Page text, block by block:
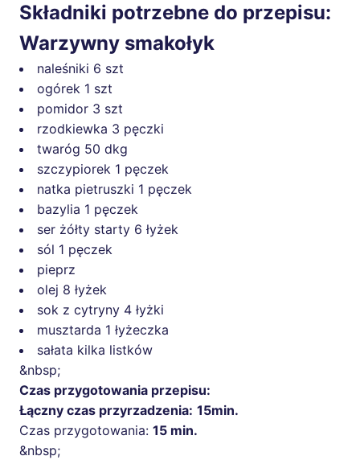
Składniki potrzebne do przepisu:
Warzywny smakołyk
naleśniki 6 szt
ogórek 1 szt
pomidor 3 szt
rzodkiewka 3 pęczki
twaróg 50 dkg
szczypiorek 1 pęczek
natka pietruszki 1 pęczek
bazylia 1 pęczek
ser żółty starty 6 łyżek
sól 1 pęczek
pieprz
olej 8 łyżek
sok z cytryny 4 łyżki
musztarda 1 łyżeczka
sałata kilka listków
&nbsp;
Czas przygotowania przepisu:
Łączny czas przyrzadzenia: 15min.
Czas przygotowania: 15 min.
&nbsp;